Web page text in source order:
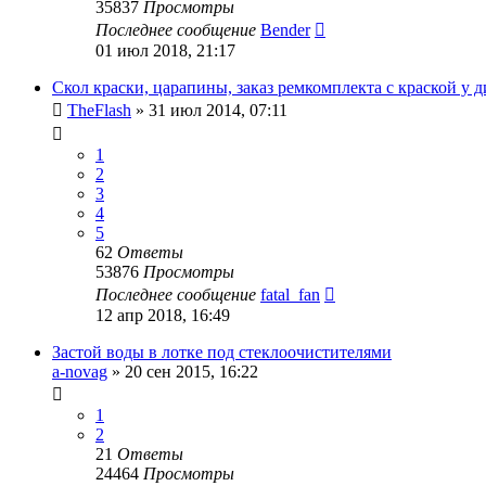
35837 Просмотры
Последнее сообщение Bender
01 июл 2018, 21:17
Скол краски, царапины, заказ ремкомплекта с краской у
TheFlash » 31 июл 2014, 07:11
1
2
3
4
5
62 Ответы
53876 Просмотры
Последнее сообщение fatal_fan
12 апр 2018, 16:49
Застой воды в лотке под стеклоочистителями
a-novag » 20 сен 2015, 16:22
1
2
21 Ответы
24464 Просмотры